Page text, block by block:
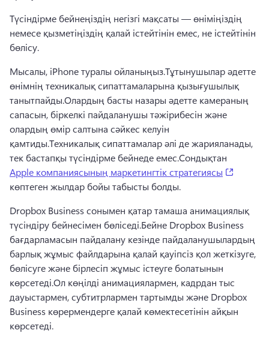
Түсіндірме бейнеңіздің негізгі мақсаты — өніміңіздің
немесе қызметіңіздің қалай істейтінін емес, не істейтінін
бөлісу.
Мысалы, iPhone туралы ойланыңыз.Тұтынушылар әдетте
өнімнің техникалық сипаттамаларына қызығушылық
танытпайды.Олардың басты назары әдетте камераның
сапасын, біркелкі пайдаланушы тәжірибесін және
олардың өмір салтына сәйкес келуін
қамтиды.Техникалық сипаттамалар әлі де жарияланады,
тек бастапқы түсіндірме бейнеде емес.Сондықтан
Apple компаниясының маркетингтік стратегиясы
көптеген жылдар бойы табысты болды.
Dropbox Business сонымен қатар тамаша анимациялық
түсіндіру бейнесімен бөліседі.Бейне Dropbox Business
бағдарламасын пайдалану кезінде пайдаланушылардың
барлық жұмыс файлдарына қалай қауіпсіз қол жеткізуге,
бөлісуге және бірлесіп жұмыс істеуге болатынын
көрсетеді.Ол көңілді анимациялармен, кадрдан тыс
дауыстармен, субтитрлармен тартымды және Dropbox
Business көрермендерге қалай көмектесетінін айқын
көрсетеді.